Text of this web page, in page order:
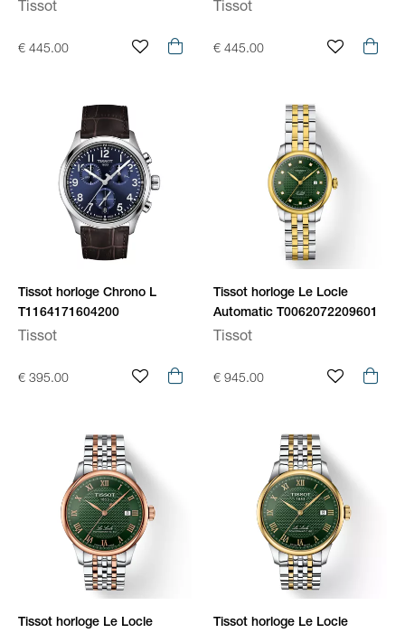
Tissot
€ 445.00
Tissot
€ 445.00
Tissot horloge Chrono L
T1164171604200
Tissot
€ 395.00
Tissot horloge Le Locle
Automatic T0062072209601
Tissot
€ 945.00
Tissot horloge Le Locle
Tissot horloge Le Locle